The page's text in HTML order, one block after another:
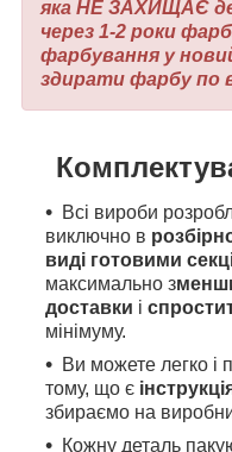
яка НЕ ЗАХИЩАЄ
через 1-2 роки
фарбування у
здирати фарбу по
Всі вироби
виключно в
виді готовими
максимально з
доставки і
мінімуму.
Ви можете легко і
тому, що є
збираємо на
Кожну деталь